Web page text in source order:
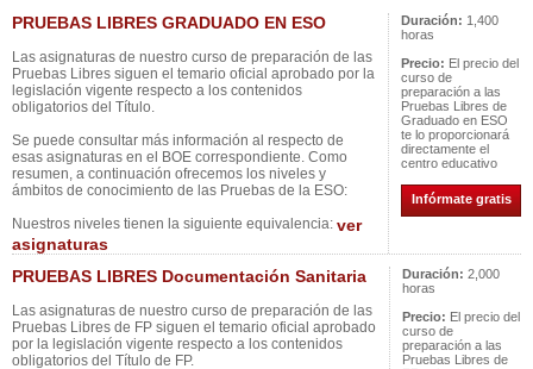
PRUEBAS LIBRES GRADUADO EN ESO
Las asignaturas de nuestro curso de preparación de las
Pruebas Libres siguen el temario oficial aprobado por la
legislación vigente respecto a los contenidos
obligatorios del Título.
Se puede consultar más información al respecto de
esas asignaturas en el BOE correspondiente. Como
resumen, a continuación ofrecemos los niveles y
ámbitos de conocimiento de las Pruebas de la ESO:
Nuestros niveles tienen la siguiente equivalencia: ver
asignaturas
Duración: 1,400
horas
Precio: El precio del
curso de
preparación a las
Pruebas Libres de
Graduado en ESO
te lo proporcionará
directamente el
centro educativo
Infórmate gratis
PRUEBAS LIBRES Documentación Sanitaria
Las asignaturas de nuestro curso de preparación de las
Pruebas Libres de FP siguen el temario oficial aprobado
por la legislación vigente respecto a los contenidos
obligatorios del Título de FP.
Duración: 2,000
horas
Precio: El precio del
curso de
preparación a las
Pruebas Libres de